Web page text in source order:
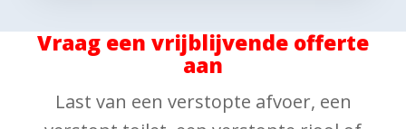
Vraag een vrijblijvende offerte
aan
Last van een verstopte afvoer, een